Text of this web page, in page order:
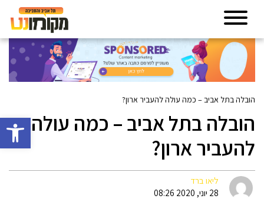
פתח
הובלה בתל אביב – כמה עולה להעביר ארון?
הובלה בתל אביב – כמה עולה
להעביר ארון?
ליאו ברד
28 יוני, 2020 08:26